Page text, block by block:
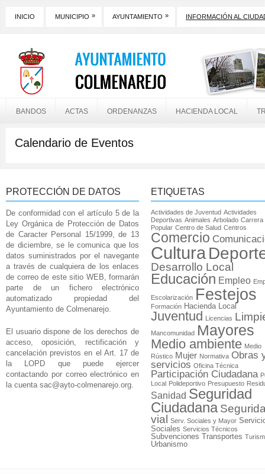
INICIO MUNICIPIO » AYUNTAMIENTO » INFORMACIÓN AL
BANDOS ACTAS ORDENANZAS HACIENDA LOCAL
Calendario de Eventos
PROTECCIÓN DE DATOS
De conformidad con el artículo 5 de la
Ley Orgánica de Protección de Datos
de Caracter Personal 15/1999, de 13
de diciembre, se le comunica que los
datos suministrados por el navegante
a través de cualquiera de los enlaces
de correo de este sitio WEB, formarán
parte de un fichero electrónico
automatizado propiedad del
Ayuntamiento de Colmenarejo.
El usuario dispone de los derechos de
acceso, oposición, rectificación y
cancelación previstos en el Art. 17 de
la LOPD que puede ejercer
contactando por correo electrónico en
la cuenta sac@ayto-colmenarejo.org.
ETIQUETAS
Actividades de Juventud Actividades
Deportivas Animales Arbolado Carrera
Popular Centro de Salud Centros
Comercio
Cultura
Desarrollo Local
Educación Empleo
Escolarización Festejos
Formación Hacienda Local
Juventud Licencias
Mancomunidad Mayores
Medio ambiente Medio
Rústico Mujer Normativa Obras
servicios Oficina Técnica
Participación Ciudadana
Local Polideportivo Presupuesto
Sanidad Seguridad
Ciudadana
vial
Serv. Sociales y Mayor
Sociales Servicios Técnicos
Subvenciones Transportes
Urbanismo